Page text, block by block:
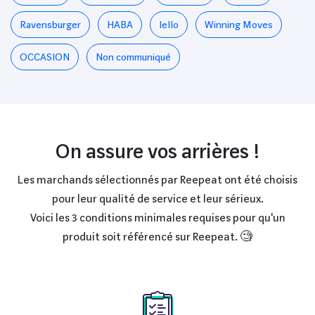
Ravensburger HABA Iello Winning Moves
OCCASION Non communiqué
On assure vos arrières !
Les marchands sélectionnés par Reepeat ont été choisis
pour leur qualité de service et leur sérieux.
Voici les 3 conditions minimales requises pour qu'un
produit soit référencé sur Reepeat. 🧐